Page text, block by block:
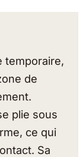
temporaire,
de
plie sous
ce qui
Sa